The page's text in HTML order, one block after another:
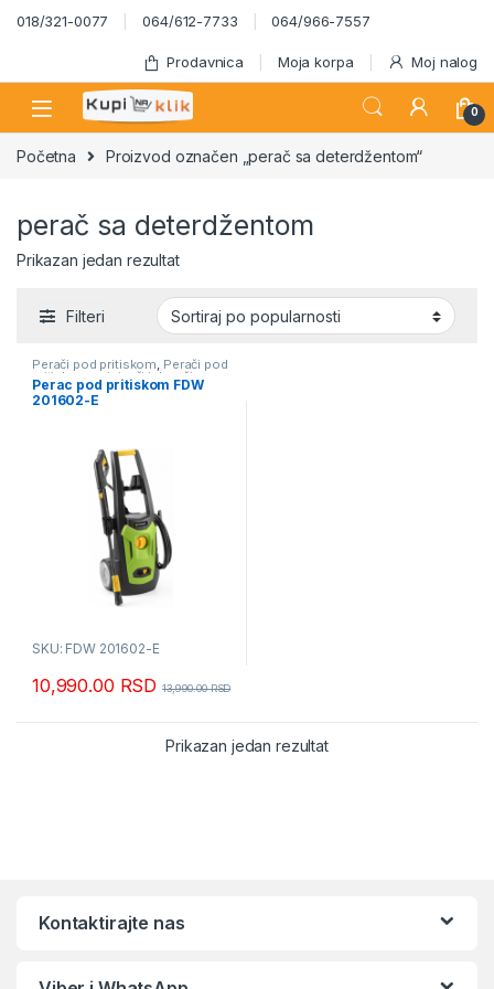
Skip to navigation
Skip to content
018/321-0077 064/612-7733 064/966-7557
Prodavnica Moja korpa Moj nalog
0
Početna Proizvod označen „perač sa deterdžentom“
perač sa deterdžentom
Prikazan jedan rezultat
Filteri
Perači pod pritiskom, Perači pod
pritiskom usisivači i duvači
Perac pod pritiskom FDW
201602-E
SKU: FDW 201602-E
10,990.00 RSD 13,990.00RSD
Prikazan jedan rezultat
Kontaktirajte nas